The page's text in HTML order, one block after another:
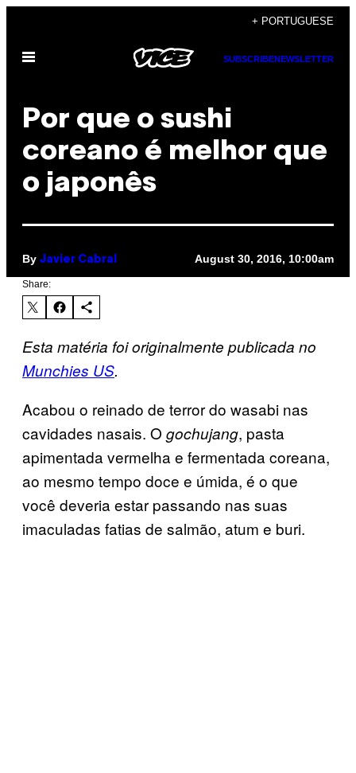
content
+ PORTUGUESE
Open
SUBSCRIBENEWSLETTER
Por que o sushi
coreano é melhor que
o japonês
By Javier Cabral August 30, 2016, 10:00am
Share:
Esta matéria foi originalmente publicada no
Munchies US.
Acabou o reinado de terror do wasabi nas
cavidades nasais. O gochujang, pasta
apimentada vermelha e fermentada coreana,
ao mesmo tempo doce e úmida, é o que
você deveria estar passando nas suas
imaculadas fatias de salmão, atum e buri.